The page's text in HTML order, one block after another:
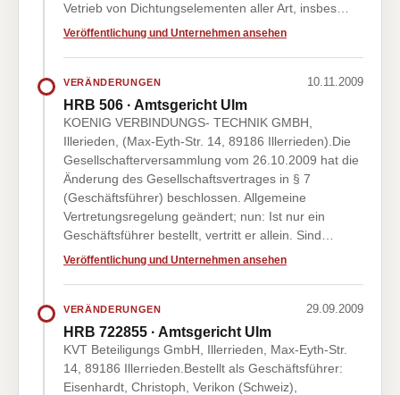
Vetrieb von Dichtungselementen aller Art, insbes…
Veröffentlichung und Unternehmen ansehen
VERÄNDERUNGEN 10.11.2009
HRB 506 · Amtsgericht Ulm
KOENIG VERBINDUNGS- TECHNIK GMBH,
Illerieden, (Max-Eyth-Str. 14, 89186 Illerrieden).Die
Gesellschafterversammlung vom 26.10.2009 hat die
Änderung des Gesellschaftsvertrages in § 7
(Geschäftsführer) beschlossen. Allgemeine
Vertretungsregelung geändert; nun: Ist nur ein
Geschäftsführer bestellt, vertritt er allein. Sind…
Veröffentlichung und Unternehmen ansehen
VERÄNDERUNGEN 29.09.2009
HRB 722855 · Amtsgericht Ulm
KVT Beteiligungs GmbH, Illerrieden, Max-Eyth-Str.
14, 89186 Illerrieden.Bestellt als Geschäftsführer:
Eisenhardt, Christoph, Verikon (Schweiz),